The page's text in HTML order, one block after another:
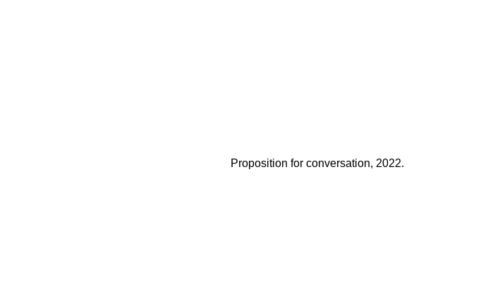
Proposition for conversation, 2022.